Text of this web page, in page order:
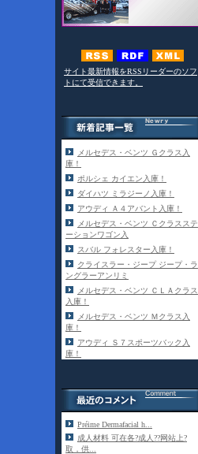
サイト最新情報をRSSリーダーのソフ
トにて受信できます。
メルセデス・ベンツ Ｇクラス入
庫！
ポルシェ カイエン入庫！
ダイハツ ミラジーノ入庫！
アウディ Ａ４アバント入庫！
メルセデス・ベンツ Ｃクラスステ
ーションワゴン入
スバル フォレスター入庫！
クライスラー・ジープ ジープ・ラ
ングラーアンリミ
メルセデス・ベンツ ＣＬＡクラス
入庫！
メルセデス・ベンツ Ｍクラス入
庫！
アウディ Ｓ７スポーツバック入
庫！
Préime Dermafacial h...
成人材料 可在各?成人??网站上?
取，供...